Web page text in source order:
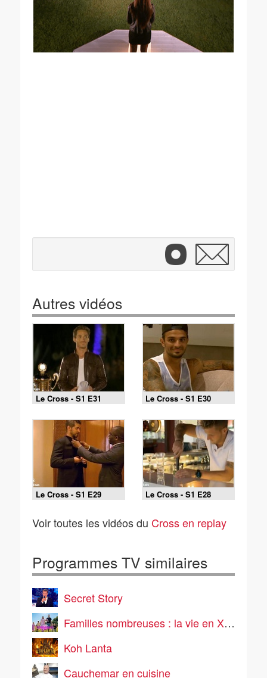
Autres vidéos
Le Cross - S1 E31 Le Cross - S1 E30
Le Cross - S1 E29 Le Cross - S1 E28
Voir toutes les vidéos du Cross en replay
Programmes TV similaires
Secret Story
Familles nombreuses : la vie en XXL
Koh Lanta
Cauchemar en cuisine